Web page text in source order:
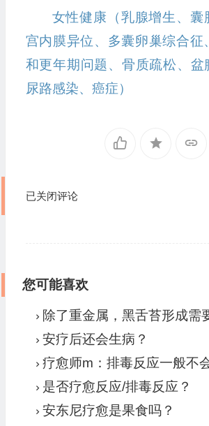
女性健康（乳腺增生、囊
宫内膜异位、多囊卵巢综合征
和更年期问题、骨质疏松、盆
尿路感染、癌症）
已关闭评论
您可能喜欢
除了重金属，黑舌苔形成需要另外一个必要条
安疗后还会生病？
疗愈师m：排毒反应一般不会持续很久。一直没好的就是病症爆
是否疗愈反应/排毒反应？
安东尼疗愈是果食吗？